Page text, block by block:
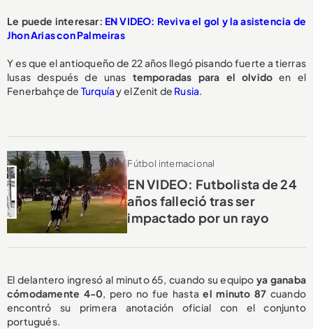
Le puede interesar: EN VIDEO: Reviva el gol y la asistencia de
Jhon Arias con Palmeiras
Y es que el antioqueño de 22 años llegó pisando fuerte a tierras
lusas después de unas temporadas para el olvido en el
Fenerbahçe de Turquíay el Zenit de Rusia
Fútbol internacional
EN VIDEO: Futbolista de 24
años falleció tras ser
impactado por un rayo
El delantero ingresó al minuto 65, cuando su equipoya ganaba
cómodamente 4-0, pero no fue hastael minuto 87 cuando
encontró su primera anotación oficial con el conjunto
portugués.